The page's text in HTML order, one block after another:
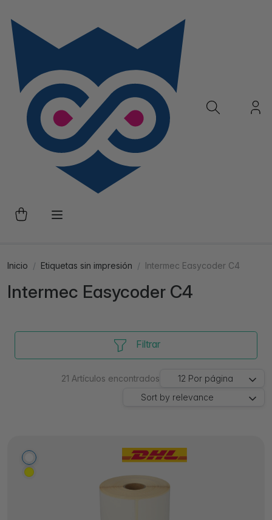
Inicio Etiquetas sin impresión Intermec Easycoder C4
Intermec Easycoder C4
Filtrar
21 Artículos encontrados 12 Por página
Sort by relevance